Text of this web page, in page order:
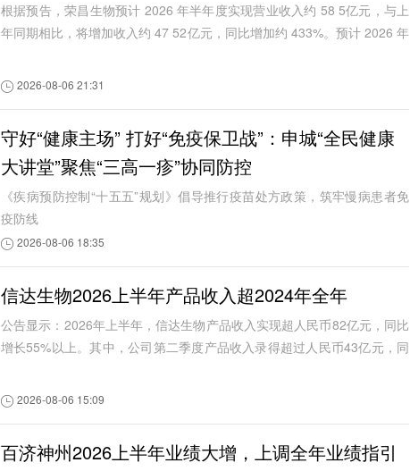
根据预告，荣昌生物预计 2026 年半年度实现营业收入约 58 5亿元，与上
年同期相比，将增加收入约 47 52亿元，同比增加约 433%。预计 2026 年
2026-08-06 21:31
守好“健康主场” 打好“免疫保卫战”：申城“全民健康
大讲堂”聚焦“三高一疹”协同防控
《疾病预防控制“十五五”规划》倡导推行疫苗处方政策，筑牢慢病患者免
疫防线
2026-08-06 18:35
信达生物2026上半年产品收入超2024年全年
公告显示：2026年上半年，信达生物产品收入实现超人民币82亿元，同比
增长55%以上。其中，公司第二季度产品收入录得超过人民币43亿元，同
2026-08-06 15:09
百济神州2026上半年业绩大增，上调全年业绩指引